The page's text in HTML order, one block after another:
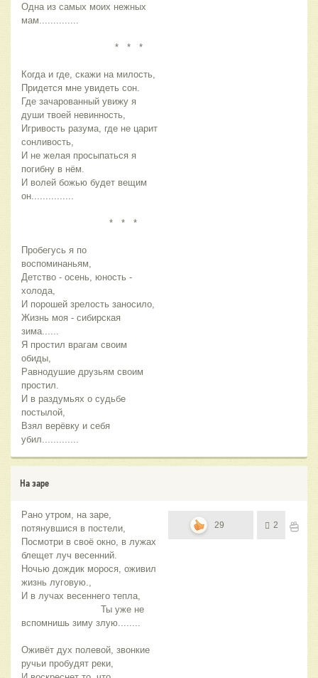
Одна из самых моих нежных
мам..............
* * *
Когда и где, скажи на милость,
Придется мне увидеть сон.
Где зачарованный увижу я
души твоей невинность,
Игривость разума, где не царит
сонливость,
И не желая просыпаться я
погибну в нём.
И волей божью будет вещим
он...............
* * *
Пробегусь я по
воспоминаньям,
Детство - осень, юность -
холода,
И порошей зрелость заносило,
Жизнь моя - сибирская
зима......
Я простил врагам своим
обиды,
Равнодушие друзьям своим
простил.
И в раздумьях о судьбе
постылой,
Взял верёвку и себя
убил.............
На заре
Рано утром, на заре,
потянувшися в постели,
Посмотри в своё окно, в лужах
блещет луч весенний.
Ночью дождик морося, оживил
жизнь луговую.,
И в лучах весеннего тепла,
Ты уже не
вспомнишь зиму злую........
Оживёт дух полевой, звонкие
ручьи пробудят реки,
29 2